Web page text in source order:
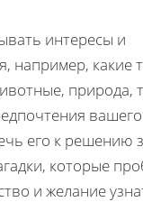
интересы и
например, какие
природа,
его к решению
которые
и желание